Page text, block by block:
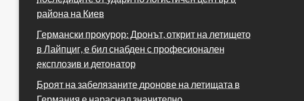
района на Киев
Германски прокурор: Дронът, открит на летището
в Лайпциг, е бил снабден с професионален
експлозив и детонатор
Броят на забелязаните дронове на летищата в
Германия е нараснал значително